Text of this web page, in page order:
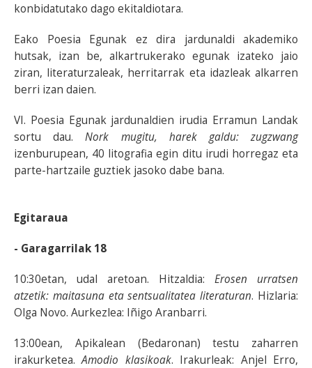
konbidatutako dago ekitaldiotara.
Eako Poesia Egunak ez dira jardunaldi akademiko
hutsak, izan be, alkartrukerako egunak izateko jaio
ziran, literaturzaleak, herritarrak eta idazleak alkarren
berri izan daien.
VI. Poesia Egunak jardunaldien irudia Erramun Landak
sortu dau.Nork mugitu, harek galdu: zugzwang
izenburupean, 40 litografia egin ditu irudi horregaz eta
parte-hartzaile guztiek jasoko dabe bana.
Egitaraua
- Garagarrilak 18
10:30etan, udal aretoan. Hitzaldia: Erosen urratsen
atzetik: maitasuna eta sentsualitatea literaturan. Hizlaria:
Olga Novo. Aurkezlea: Iñigo Aranbarri.
13:00ean, Apikalean (Bedaronan) testu zaharren
irakurketea.Amodio klasikoak. Irakurleak: Anjel Erro,